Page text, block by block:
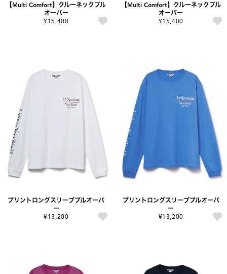
【Multi Comfort】クルーネックプル
オーバー
¥15,400
【Multi Comfort】クルーネックプル
オーバー
¥15,400
プリントロングスリーブプルオーバ
ー
¥13,200
プリントロングスリーブプルオーバ
ー
¥13,200